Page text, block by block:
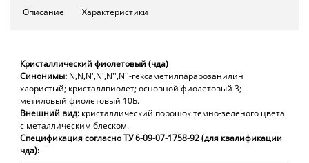
Описание Характеристики
Кристаллический фиолетовый (чда)
Синонимы: N,N,N',N',N'',N''-гексаметилпарарозанилин
хлористый; кристаллвиолет; основной фиолетовый 3;
метиловый фиолетовый 10Б.
Внешний вид: кристаллический порошок тёмно-зеленого цвета
с металлическим блеском.
Спецификация согласно ТУ 6-09-07-1758-92(для квалификации
чда):